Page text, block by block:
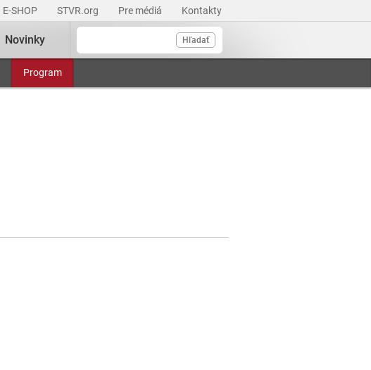
E-SHOP STVR.org Pre médiá Kontakty
Hľadať
Program
Novinky